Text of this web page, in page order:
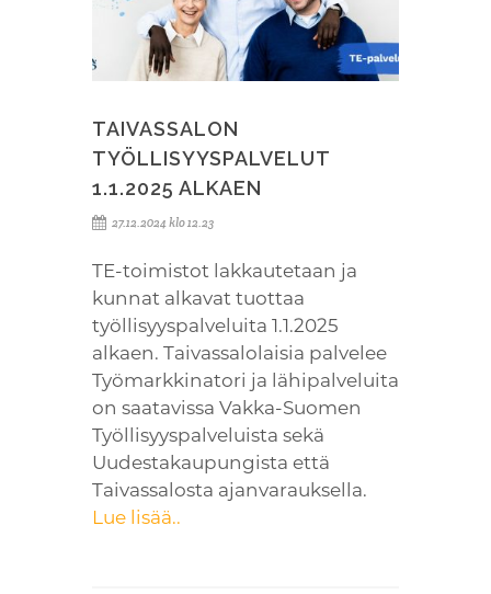
TAIVASSALON
TYÖLLISYYSPALVELUT
1.1.2025 ALKAEN
27.12.2024 klo 12.23
TE-toimistot lakkautetaan ja
kunnat alkavat tuottaa
työllisyyspalveluita 1.1.2025
alkaen. Taivassalolaisia palvelee
Työmarkkinatori ja lähipalveluita
on saatavissa Vakka-Suomen
Työllisyyspalveluista sekä
Uudestakaupungista että
Taivassalosta ajanvarauksella.
Lue lisää..